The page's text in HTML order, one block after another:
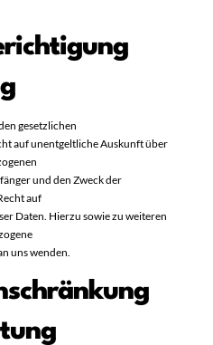
gesetzlichen
auf unentgeltliche Auskunft über
und den Zweck der
auf
Daten. Hierzu sowie zu weiteren
uns wenden.